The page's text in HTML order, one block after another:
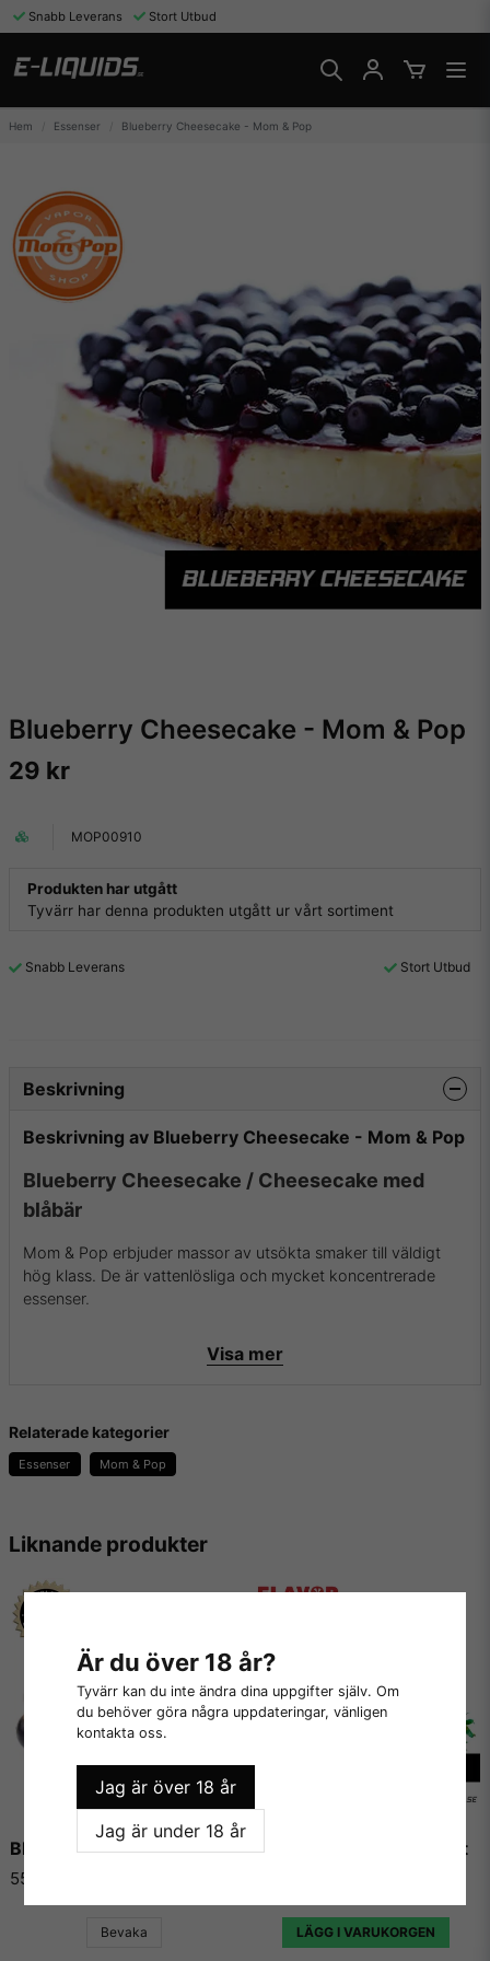
Snabb Leverans Stort Utbud
Hem Essenser Blueberry Cheesecake - Mom & Pop
Blueberry Cheesecake - Mom & Pop
29 kr
MOP00910
Produkten har utgått
Tyvärr har denna produkten utgått ur vårt sortiment
Snabb Leverans Stort Utbud
Liknande produkter
Black Currant - Inawera
55 kr
Bevaka
Strawberry - Flavor West
LÄGG I VARUKORGEN
Beskrivning
Beskrivning av Blueberry Cheesecake - Mom & Pop
Blueberry Cheesecake / Cheesecake med
blåbär
Mom & Pop erbjuder massor av utsökta smaker till väldigt
hög klass. De är vattenlösliga och mycket koncentrerade
essenser.
FDA (Amerikanska Mat- och läkemedelsverket). Kan
vatten m.m.) eller till e-juicer för e-cigaretter.
- Propylenglykol
Innehåller inga:
- Socker
- Kalorier
- Konserveringsmedel
- Kaliumsorbat
- Majs, jordnötter eller gluten
Visa mer
Relaterade kategorier
Essenser Mom & Pop
Är du över 18 år?
Tyvärr kan du inte ändra dina uppgifter själv. Om
du behöver göra några uppdateringar, vänligen
kontakta oss.
Jag är över 18 år
Jag är under 18 år